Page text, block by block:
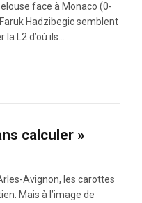
face à Monaco (0-
Hadzibegic semblent
L2 d’où ils…
calculer »
Avignon, les carottes
Mais à l’image de